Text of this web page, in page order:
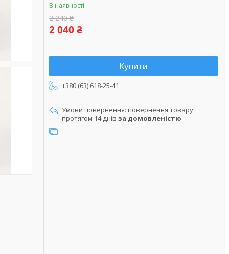
В наявності
2 240 ₴
2 040 ₴
Купити
+380 (63) 618-25-41
повернення товару
протягом 14 днів за домовленістю